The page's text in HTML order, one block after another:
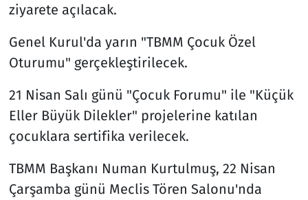
ziyarete açılacak.
Genel Kurul'da yarın "TBMM Çocuk Özel
Oturumu" gerçekleştirilecek.
21 Nisan Salı günü "Çocuk Forumu" ile "Küçük
Eller Büyük Dilekler" projelerine katılan
çocuklara sertifika verilecek.
TBMM Başkanı Numan Kurtulmuş, 22 Nisan
Çarşamba günü Meclis Tören Salonu'nda